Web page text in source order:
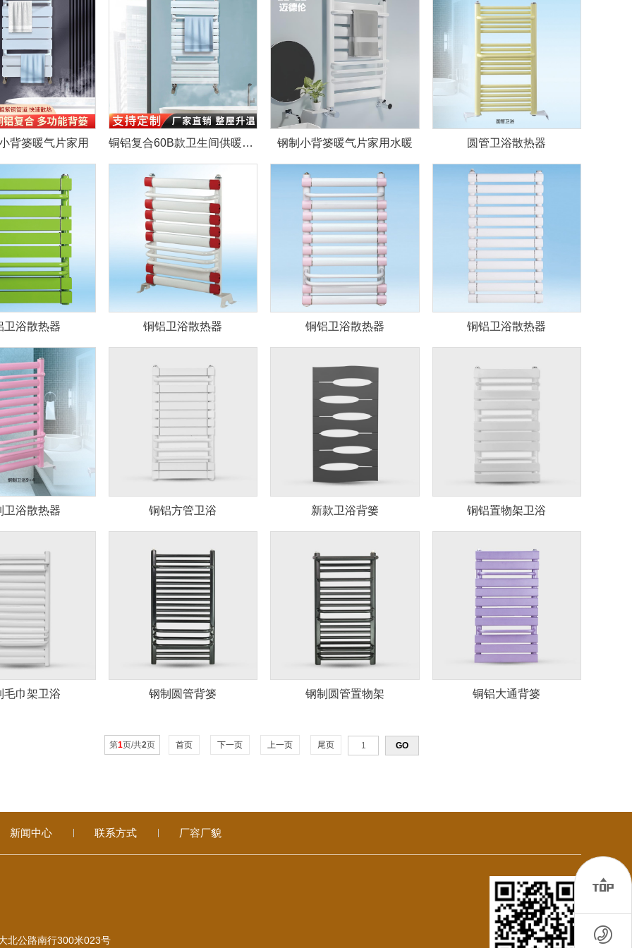
背篓暖气片家用 铜铝复合60B款卫生间供暖壁挂式暖气片 钢制小背篓暖气片家用水暖 圆管卫浴散热器
卫浴散热器 铜铝卫浴散热器 铜铝卫浴散热器 铜铝卫浴散热器
卫浴散热器 铜铝方管卫浴 新款卫浴背篓 铜铝置物架卫浴
毛巾架卫浴 钢制圆管背篓 钢制圆管置物架 铜铝大通背篓
第1页/共2页 首页 下一页 上一页 尾页
新闻中心 联系方式 厂容厂貌
北公路南行300米023号

